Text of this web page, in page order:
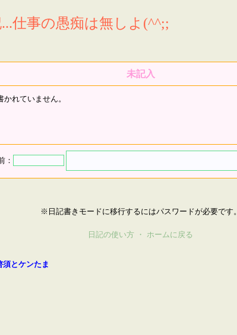
仕事の愚痴は無しよ(^^;;
未記入
れていません。
：
※日記書きモードに移行するにはパスワードが必要です。
日記の使い方 ・ ホームに戻る
須とケンたま